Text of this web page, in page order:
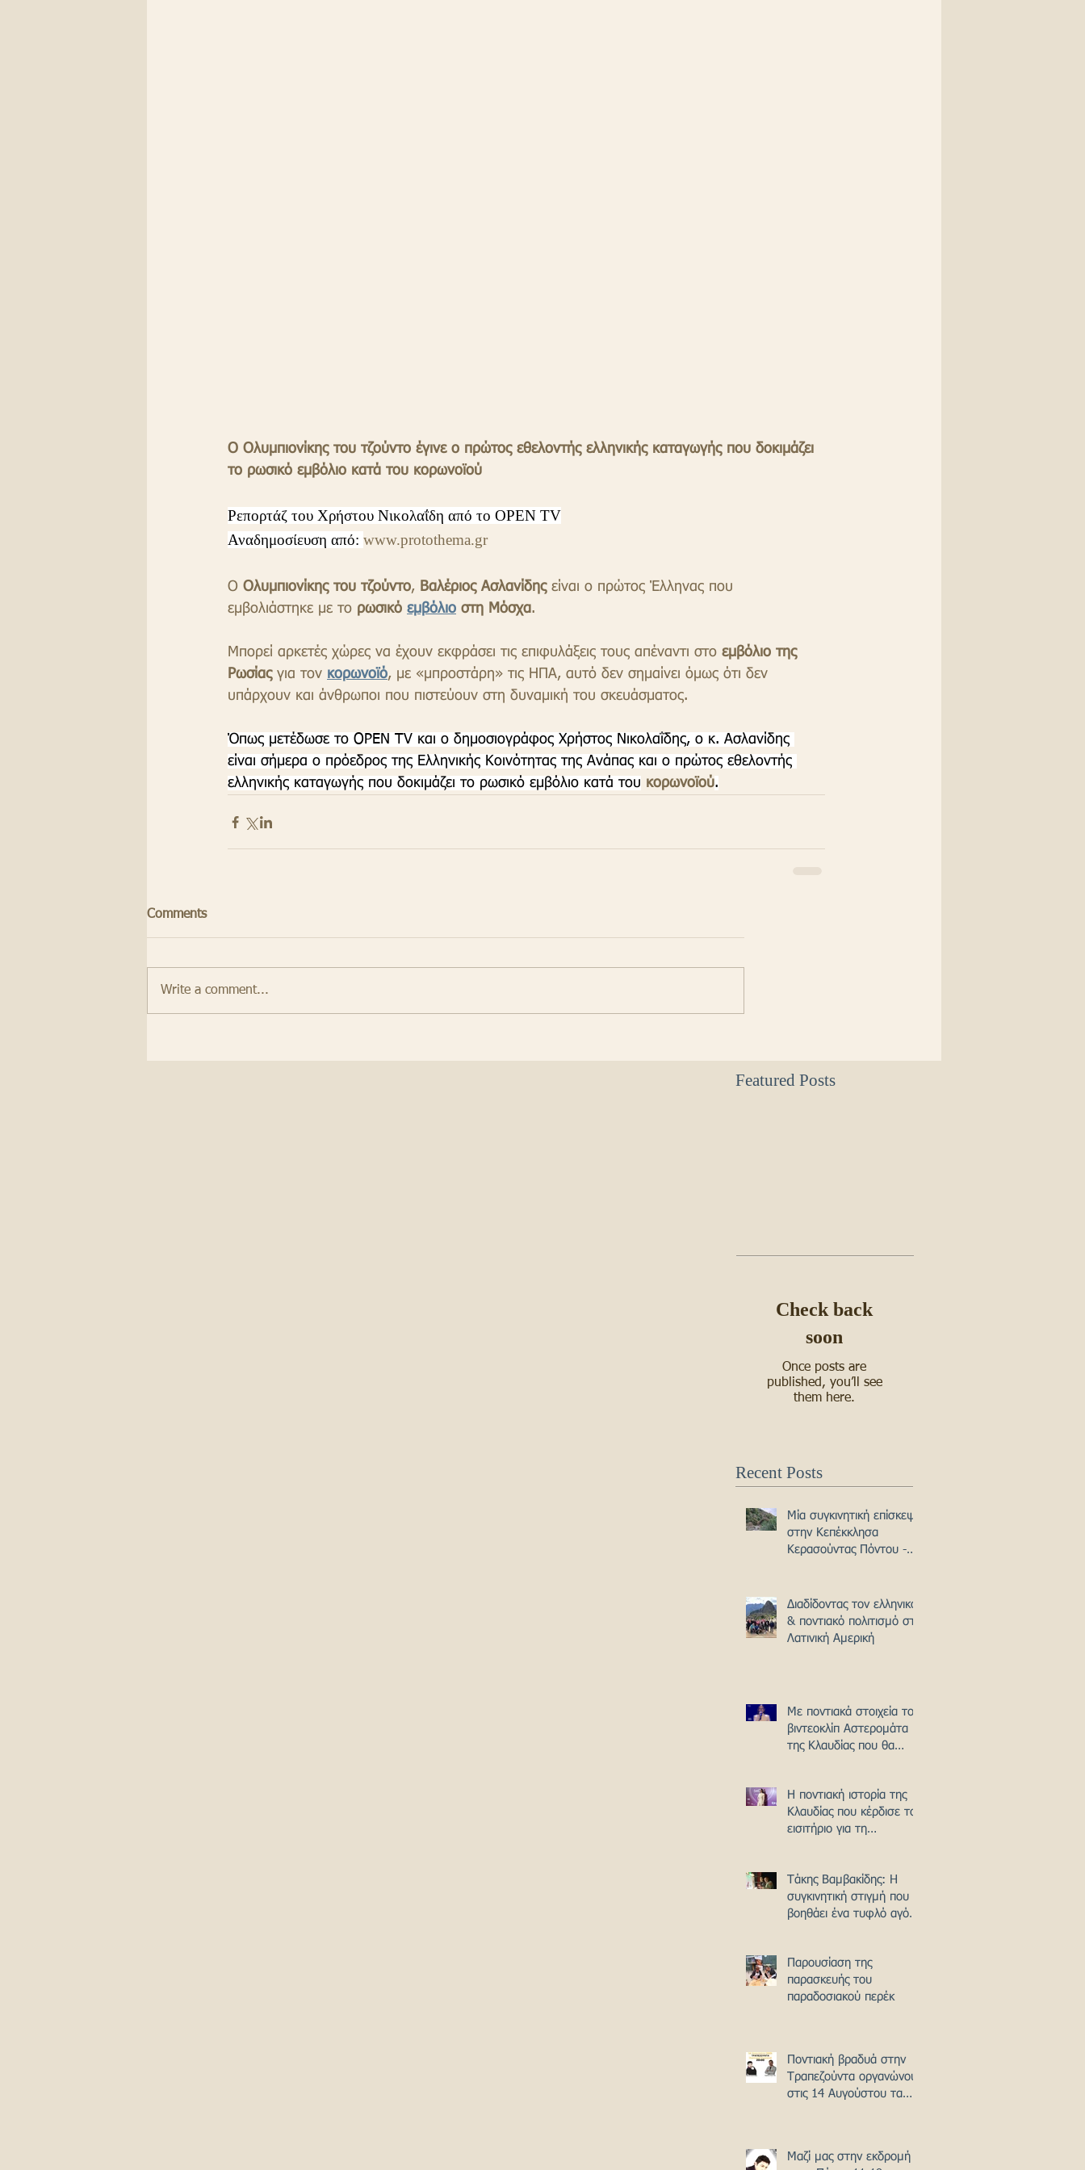
Ο Ολυμπιονίκης του τζούντο έγινε ο πρώτος εθελοντής ελληνικής καταγωγής που δοκιμάζει
το ρωσικό εμβόλιο κατά του κορωνοϊού
Ρεπορτάζ του Χρήστου Νικολαΐδη από το OPEN TV
Αναδημοσίευση από: www.protothema.gr
Ο Ολυμπιονίκης του τζούντο, Βαλέριος Ασλανίδης είναι ο πρώτος Έλληνας που
εμβολιάστηκε με το ρωσικό εμβόλιο στη Μόσχα.
Mπορεί αρκετές χώρες να έχουν εκφράσει τις επιφυλάξεις τους απέναντι στο εμβόλιο της
Ρωσίας για τον κορωνοϊό, με «μπροστάρη» τις ΗΠΑ, αυτό δεν σημαίνει όμως ότι δεν
υπάρχουν και άνθρωποι που πιστεύουν στη δυναμική του σκευάσματος.
Όπως μετέδωσε το OPEN TV και ο δημοσιογράφος Χρήστος Νικολαΐδης, ο κ. Ασλανίδης
είναι σήμερα ο πρόεδρος της Ελληνικής Κοινότητας της Ανάπας και ο πρώτος εθελοντής
ελληνικής καταγωγής που δοκιμάζει το ρωσικό εμβόλιο κατά του κορωνοϊού.
Comments
Write a comment...
Featured Posts
Check back
soon
Once posts are
published, you’ll see
them here.
Recent Posts
Μία συγκινητική επίσκεψη
στην Κεπέκκλησα
Κερασούντας Πόντου -
Διαδίδοντας τον ελληνικό
& ποντιακό πολιτισμό στη
Λατινική Αμερική
Με ποντιακά στοιχεία το
βιντεοκλίπ Αστερομάτα
της Κλαυδίας που θα
Η ποντιακή ιστορία της
Κλαυδίας που κέρδισε το
εισιτήριο για τη
Τάκης Βαμβακίδης: H
συγκινητική στιγμή που
βοηθάει ένα τυφλό αγόρι
Παρουσίαση της
παρασκευής του
παραδοσιακού περέκ
Ποντιακή βραδυά στην
Τραπεζούντα οργανώνουν
στις 14 Αυγούστου τα
Μαζί μας στην εκδρομή